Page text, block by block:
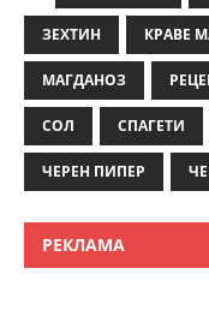
ЗЕХТИН КРАВЕ
МАГДАНОЗ
СОЛ СПАГЕТИ
ЧЕРЕН ПИПЕР
РЕКЛАМА